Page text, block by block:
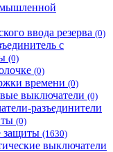
ввода резерва (0)
с
(0)
(0)
времени (0)
выключатели (0)
разъединители
(0)
защиты (1630)
выключатели